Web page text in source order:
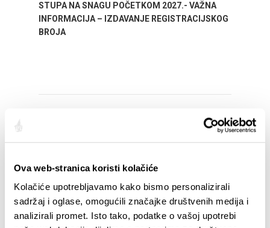
Ova web-stranica koristi kolačiće
Kolačiće upotrebljavamo kako bismo personalizirali
sadržaj i oglase, omogućili značajke društvenih medija i
analizirali promet. Isto tako, podatke o vašoj upotrebi
STUPA NA SNAGU POČETKOM 2027.- VAŽNA
INFORMACIJA – IZDAVANJE REGISTRACIJSKOG
BROJA
EVENTOS
01/01/25- 31/12/26
CITY OF SPLIT EVENT CALENDAR